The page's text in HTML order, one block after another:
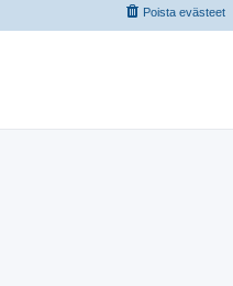
Poista evästeet